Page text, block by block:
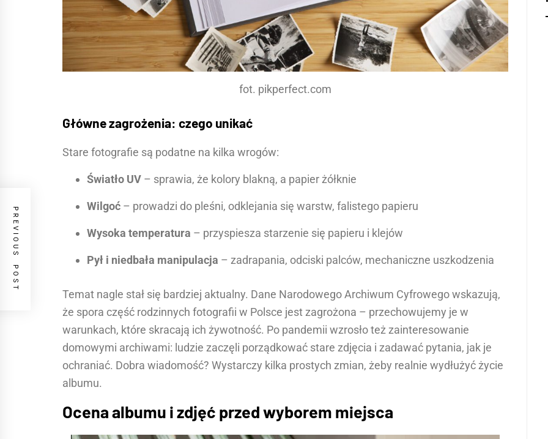
fot. pikperfect.com
Główne zagrożenia: czego unikać
Stare fotografie są podatne na kilka wrogów:
Światło UV – sprawia, że kolory blakną, a papier żółknie
Wilgoć – prowadzi do pleśni, odklejania się warstw, falistego papieru
Wysoka temperatura – przyspiesza starzenie się papieru i klejów
Pył i niedbała manipulacja – zadrapania, odciski palców, mechaniczne uszkodzenia
Temat nagle stał się bardziej aktualny. Dane Narodowego Archiwum Cyfrowego wskazują,
że spora część rodzinnych fotografii w Polsce jest zagrożona – przechowujemy je w
warunkach, które skracają ich żywotność. Po pandemii wzrosło też zainteresowanie
domowymi archiwami: ludzie zaczęli porządkować stare zdjęcia i zadawać pytania, jak je
ochraniać. Dobra wiadomość? Wystarczy kilka prostych zmian, żeby realnie wydłużyć życie
albumu.
Ocena albumu i zdjęć przed wyborem miejsca
PREVIOUS POST